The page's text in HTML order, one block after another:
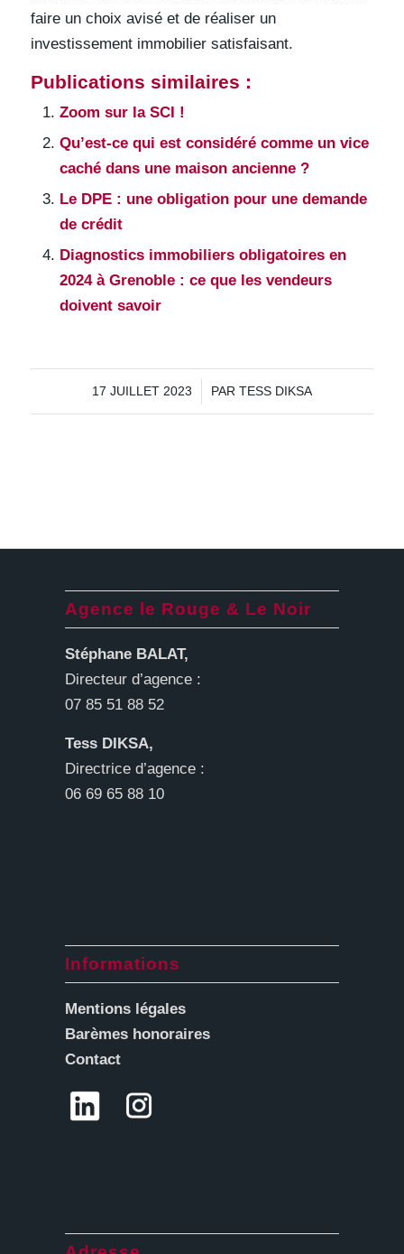
faire un choix avisé et de réaliser un
investissement immobilier satisfaisant.
Publications similaires :
Zoom sur la SCI !
Qu’est-ce qui est considéré comme un vice
caché dans une maison ancienne ?
Le DPE : une obligation pour une demande
de crédit
Diagnostics immobiliers obligatoires en
2024 à Grenoble : ce que les vendeurs
doivent savoir
17 JUILLET 2023
/ PAR TESS DIKSA
Agence le Rouge & Le Noir
Stéphane BALAT,
Directeur d’agence :
07 85 51 88 52
Tess DIKSA,
Directrice d’agence :
06 69 65 88 10
Informations
Mentions légales
Barèmes honoraires
Contact